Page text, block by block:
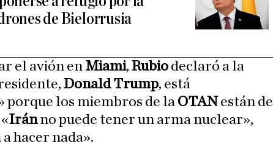
de Bielorrusia
el avión en Miami, Rubio declaró a la
Donald Trump, está
porque los miembros de la OTANestán de
Iránno puede tener un arma nuclear»,
hacer nada».